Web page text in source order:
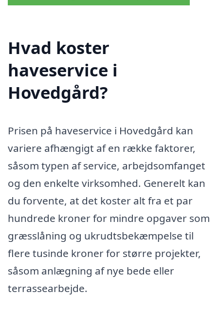
Hvad koster
haveservice i
Hovedgård?
Prisen på haveservice i Hovedgård kan
variere afhængigt af en række faktorer,
såsom typen af service, arbejdsomfanget
og den enkelte virksomhed. Generelt kan
du forvente, at det koster alt fra et par
hundrede kroner for mindre opgaver som
græsslåning og ukrudtsbekæmpelse til
flere tusinde kroner for større projekter,
såsom anlægning af nye bede eller
terrassearbejde.